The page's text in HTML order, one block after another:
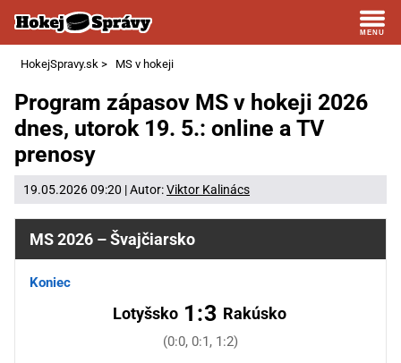
HokejSpravy.sk > MS v hokeji
Program zápasov MS v hokeji 2026
dnes, utorok 19. 5.: online a TV
prenosy
19.05.2026 09:20 | Autor:Viktor Kalinács
MS 2026 – Švajčiarsko
Koniec
Lotyšsko 1:3 Rakúsko
(0:0, 0:1, 1:2)